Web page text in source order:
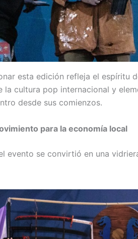
esta edición refleja el espíritu
la cultura pop internacional y
desde sus comienzos.
para la economía local
evento se convirtió en una